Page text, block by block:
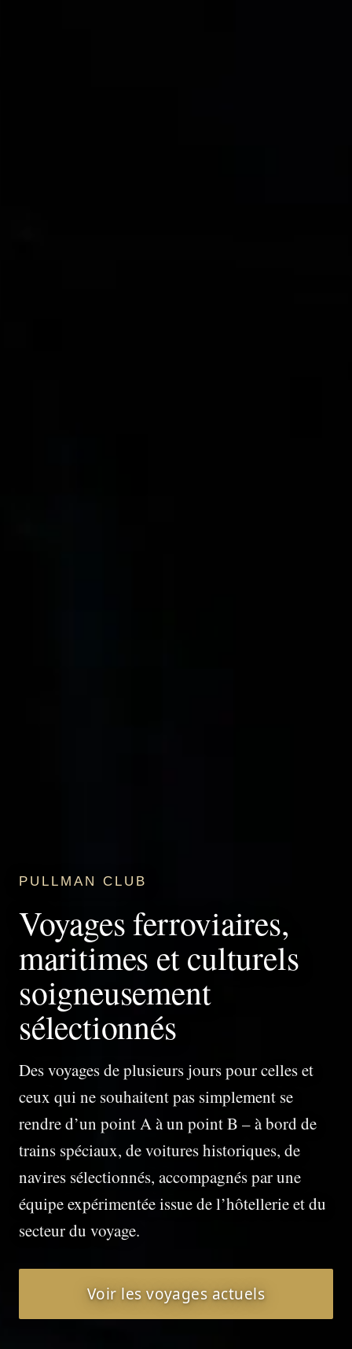
PULLMAN CLUB
Voyages ferroviaires,
maritimes et culturels
soigneusement
sélectionnés
Des voyages de plusieurs jours pour celles et
ceux qui ne souhaitent pas simplement se
rendre d’un point A à un point B – à bord de
trains spéciaux, de voitures historiques, de
navires sélectionnés, accompagnés par une
équipe expérimentée issue de l’hôtellerie et du
secteur du voyage.
Voir les voyages actuels